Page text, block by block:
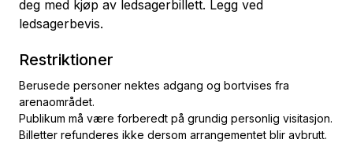
deg med kjøp av ledsagerbillett. Legg ved
ledsagerbevis.
Restriktioner
Berusede personer nektes adgang og bortvises fra
arenaområdet.
Publikum må være forberedt på grundig personlig visitasjon.
Billetter refunderes ikke dersom arrangementet blir avbrutt.